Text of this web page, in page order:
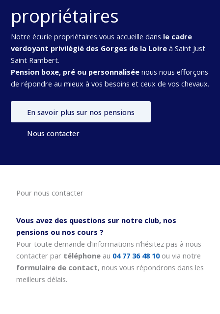
propriétaires
Notre écurie propriétaires vous accueille dans le cadre
verdoyant privilégié des Gorges de la Loireà Saint Just
Saint Rambert.
Pension boxe, pré ou personnaliséenous nous efforçons
de répondre au mieux à vos besoins et ceux de vos chevaux.
En savoir plus sur nos pensions
Nous contacter
Pour nous contacter
Vous avez des questions sur notre club, nos
pensions ou nos cours ?
Pour toute demande d’informations n’hésitez pas à nous
contacter par téléphoneau 04 77 36 48 10 ou via notre
formulaire de contact, nous vous répondrons dans les
meilleurs délais.